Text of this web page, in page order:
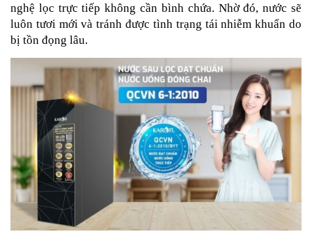
nghệ lọc trực tiếp không cần bình chứa. Nhờ đó, nước sẽ
luôn tươi mới và tránh được tình trạng tái nhiễm khuẩn do
bị tồn đọng lâu.